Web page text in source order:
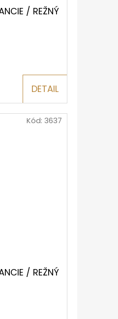
/ REŽNÝ
DETAIL
/ REŽNÝ
Kód: 3637